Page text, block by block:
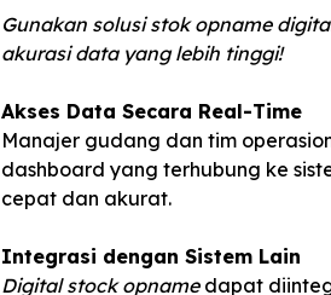
Gunakan solusi stok opname
akurasi data yang lebih tinggi!
Akses Data Secara Real-Time
Manajer gudang dan tim
dashboard yang terhubung ke
cepat dan akurat.
Integrasi dengan Sistem Lain
Digital stock opnamedapat